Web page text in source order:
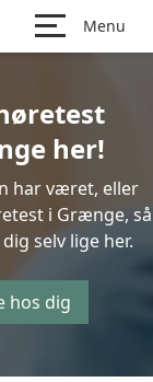
Menu
her!
har været, eller
i Grænge, så
selv lige her.
hos dig